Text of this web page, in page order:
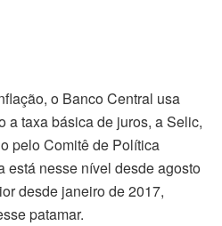
o Banco Central usa
a taxa básica de juros, a Selic,
pelo Comitê de Política
está nesse nível desde agosto
desde janeiro de 2017,
patamar.